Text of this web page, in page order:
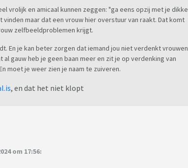
vrolijk en amicaal kunnen zeggen: "ga eens opzij met je dikke
maar dat een vrouw hier overstuur van raakt. Dat komt
zelfbeeldproblemen krijgt.
En je kan beter zorgen dat iemand jou niet verdenkt vrouwen
gauw heb je geen baan meer en zit je op verdenking van
moet je weer zien je naam te zuiveren.
, en dat het niet klopt
om 17:56: